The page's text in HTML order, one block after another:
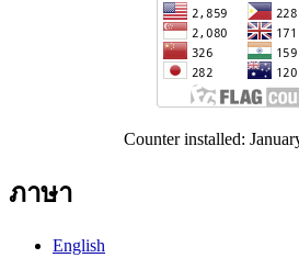
Counter installed:
ภาษา
English